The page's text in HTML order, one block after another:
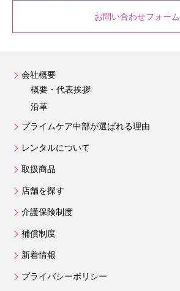
お問い合わせフォーム
会社概要
概要・代表挨拶
沿革
プライムケア中部が選ばれる理由
レンタルについて
取扱商品
店舗を探す
介護保険制度
補償制度
新着情報
プライバシーポリシー